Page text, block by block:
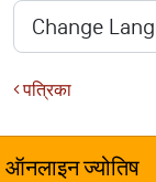
पत्रिका
ऑनलाइन ज्योतिष